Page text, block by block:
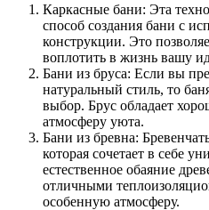
Каркасные бани: Эта
способ создания бани с
конструкции. Это
воплотить в жизнь вашу
Бани из бруса: Если вы
натуральный стиль, то
выбор. Брус обладает
атмосферу уюта.
Бани из бревна:
которая сочетает в себе
естественное обаяние
отличными
особенную атмосферу.